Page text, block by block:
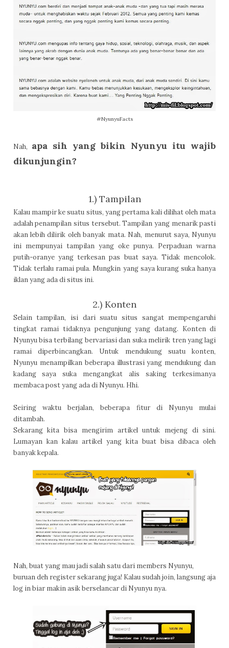
#NyunyuFacts
Nah, apa sih yang bikin Nyunyu itu wajib
dikunjungin?
1.) Tampilan
Kalau mampir ke suatu situs, yang pertama kali dilihat oleh mata
adalah penampilan situs tersebut. Tampilan yang menarik pasti
akan lebih dilirik oleh banyak mata. Nah, menurut saya, Nyunyu
ini mempunyai tampilan yang oke punya. Perpaduan warna
putih-oranye yang terkesan pas buat saya. Tidak mencolok.
Tidak terlalu ramai pula. Mungkin yang saya kurang suka hanya
iklan yang ada di situs ini.
2.) Konten
Selain tampilan, isi dari suatu situs sangat mempengaruhi
tingkat ramai tidaknya pengunjung yang datang. Konten di
Nyunyu bisa terbilang bervariasi dan suka melirik tren yang lagi
ramai diperbincangkan. Untuk mendukung suatu konten,
Nyunyu menampilkan beberapa illustrasi yang mendukung dan
kadang saya suka mengangkat alis saking terkesimanya
membaca post yang ada di Nyunyu. Hhi.
Seiring waktu berjalan, beberapa fitur di Nyunyu mulai
ditambah.
Sekarang kita bisa mengirim artikel untuk mejeng di sini.
Lumayan kan kalau artikel yang kita buat bisa dibaca oleh
banyak kepala.
Nah, buat yang mau jadi salah satu dari members Nyunyu,
buruan deh register sekarang juga! Kalau sudah join, langsung aja
log in biar makin asik berselancar di Nyunyu nya.